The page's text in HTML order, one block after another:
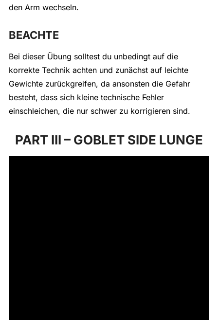
den Arm wechseln.
BEACHTE
Bei dieser Übung solltest du unbedingt auf die
korrekte Technik achten und zunächst auf leichte
Gewichte zurückgreifen, da ansonsten die Gefahr
besteht, dass sich kleine technische Fehler
einschleichen, die nur schwer zu korrigieren sind.
PART III – GOBLET SIDE LUNGE